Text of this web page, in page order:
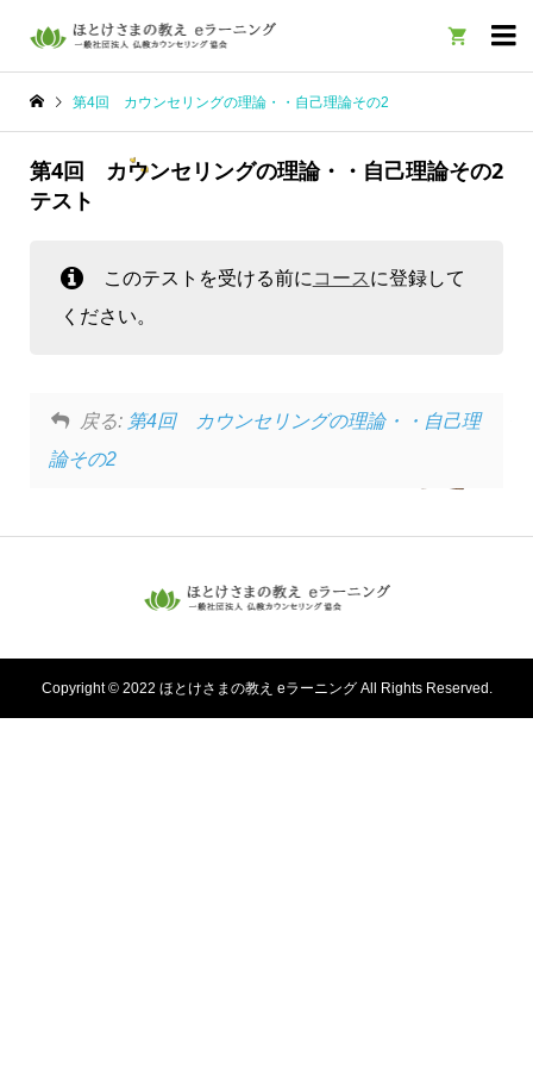

第4回 カウンセリングの理論・・自己理論その2
第4回 カウンセリングの理論・・自己理論その2
テスト
このテストを受ける前に コース に登録して
ください。
戻る: 第4回 カウンセリングの理論・・自己理
論その2
Copyright © 2022 ほとけさまの教え eラーニング All Rights Reserved.